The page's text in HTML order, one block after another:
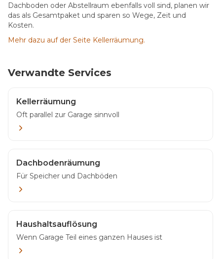
Dachboden oder Abstellraum ebenfalls voll sind, planen wir
das als Gesamtpaket und sparen so Wege, Zeit und
Kosten.
Mehr dazu auf der Seite Kellerräumung.
Verwandte Services
Kellerräumung
Oft parallel zur Garage sinnvoll
Dachbodenräumung
Für Speicher und Dachböden
Haushaltsauflösung
Wenn Garage Teil eines ganzen Hauses ist